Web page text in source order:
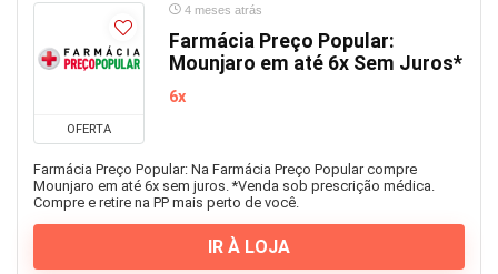
OFERTA
4 meses atrás
Farmácia Preço Popular:
Mounjaro em até 6x Sem Juros*
6x
Farmácia Preço Popular: Na Farmácia Preço Popular compre
Mounjaro em até 6x sem juros. *Venda sob prescrição médica.
Compre e retire na PP mais perto de você.
IR À LOJA